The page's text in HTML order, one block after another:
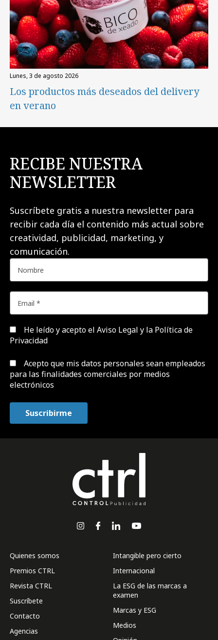
lunes, 3 de agosto 2026
Los productos más deseados del delivery
en verano
RECIBE NUESTRA
NEWSLETTER
Suscríbete gratis a nuestra newsletter para
recibir cada día el contenido más actual sobre
creatividad, publicidad, marketing, y
comunicación.
He leído y acepto el Aviso Legal y la Política de
Privacidad
Acepto que mis datos personales sean empleados
para las finalidades comerciales por medios
electrónicos
Quienes somos
Premios CTRL
Revista CTRL
Suscríbete
Contacto
Agencias
Intangible pero cierto
Internacional
La ESG de las marcas a
examen
Marcas y ESG
Medios